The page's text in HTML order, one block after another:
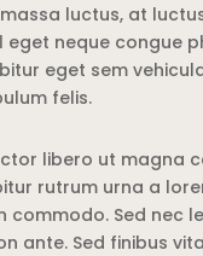
luctus, at
eget neque congue
eget sem
felis.
libero ut magna
rutrum urna a
commodo. Sed nec
ante. Sed finibus